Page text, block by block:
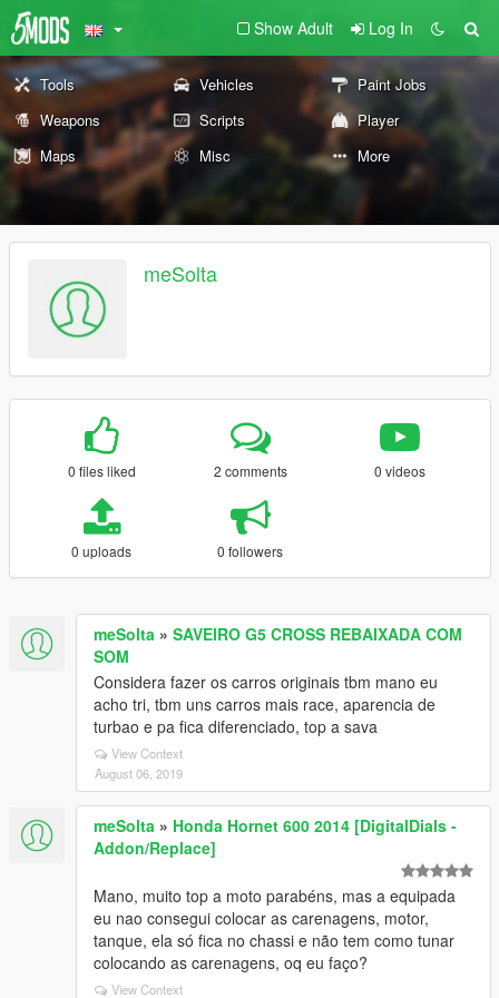
Show Adult Log In
Tools Vehicles
Paint Jobs
Weapons
Scripts
Player
Maps
Misc More
meSolta
0 files liked 2 comments 0 videos
0 uploads 0 followers
meSolta » SAVEIRO G5 CROSS REBAIXADA COM
SOM
Considera fazer os carros originais tbm mano eu
acho tri, tbm uns carros mais race, aparencia de
turbao e pa fica diferenciado, top a sava
View Context
August 06, 2019
meSolta » Honda Hornet 600 2014 [DigitalDials -
Addon/Replace]
Mano, muito top a moto parabéns, mas a equipada
eu nao consegui colocar as carenagens, motor,
tanque, ela só fica no chassi e não tem como tunar
colocando as carenagens, oq eu faço?
View Context